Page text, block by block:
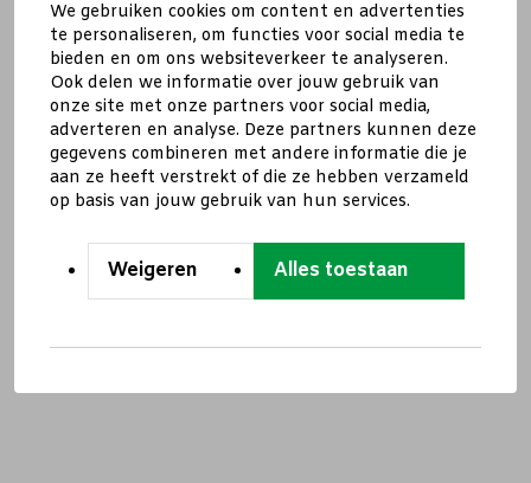
We gebruiken cookies om content en advertenties
te personaliseren, om functies voor social media te
bieden en om ons websiteverkeer te analyseren.
Ook delen we informatie over jouw gebruik van
onze site met onze partners voor social media,
adverteren en analyse. Deze partners kunnen deze
gegevens combineren met andere informatie die je
aan ze heeft verstrekt of die ze hebben verzameld
op basis van jouw gebruik van hun services.
Weigeren Alles toestaan